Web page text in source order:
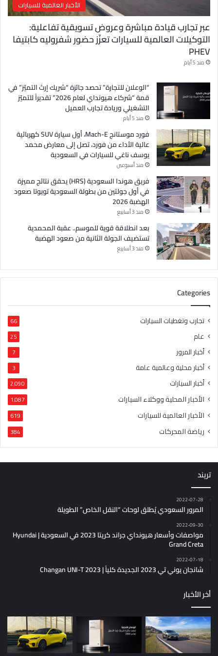
الأخبار العالمية للسيارات
عبر تجارب قيادة مباشرة وعروض تسويقية تفاعلية:
التوكيلات العالمية للسيارات تعزّز حضور شفروليه كابتيفا
PHEV
منذ 5 أيام
“الوعلان للتجارة” تحصد جائزة “شريك إرث التميّز” في
قمة “شركاء هيونداي لعام 2026” تقديراً للتميّز
التشغيلي وريادة تجارب العميل
منذ 5 أيام
فورد موستانج Mach-E، أول سيارة SUV كهربائية
عالية الأداء من فورد، تصل إلى معارض محمد
يوسف ناغي للسيارات في السعودية
منذ أسبوعين
فريق هوندا السعودية (HRS) يحقق نتائج مميزة
في أول جولتين من بطولة السعودية تويوتا صعود
الهضبة 2026
منذ 3 أسابيع
بعد انطلاقة قوية للموسم.. عقبة المحمدية
تستضيف الجولة الثانية من صعود الهضبة
منذ 3 أسابيع
Categories
تجارب وتغطيات السيارات 66
عام 25
أخبار المرور 7
أخبار محلية وعالمية عامة 3
أخبار السيارات 2٬090
الأخبار المحلية ووكلاء السيارات 1٬087
الأخبار العالمية للسيارات 619
رياضة المحركات 384
تريند
2022-07-28
المرور السعودي يُطلق لوحات “النقل الخاص” الطويلة
2022-09-30
مواصفات وأسعار هيونداي جراند كريتا 2023 في السعودية | Hyundai
Grand Creta
2022-07-18
شانجان يوني تي 2023 الجديدة كلياً | Changan UNI-T 2023
أخر الأخبار